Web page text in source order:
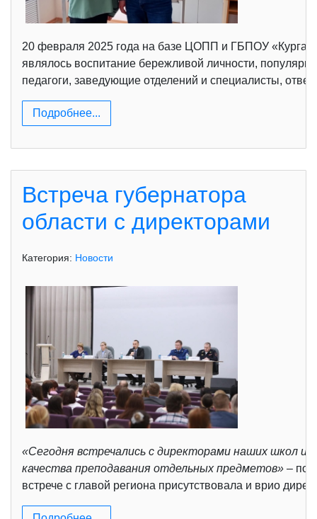
20 февраля 2025 года на базе ЦОПП и ГБПОУ
являлось воспитание бережливой личности,
педагоги, заведующие отделений и специалисты,
Подробнее...
Встреча губернатора
области с директорами
Категория: Новости
«Сегодня встречались с директорами наших школ и
качества преподавания отдельных предметов» –
встрече с главой региона присутствовала и врио